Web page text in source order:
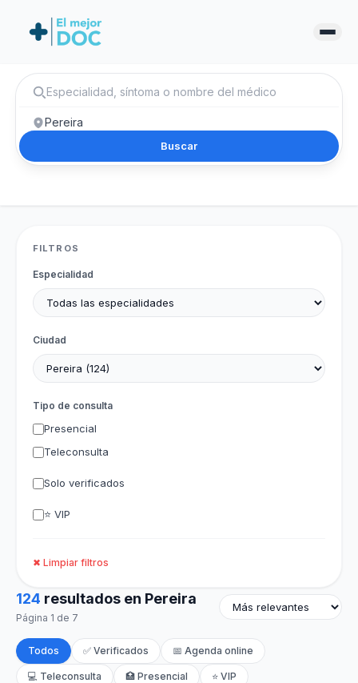
Buscar
FILTROS
Especialidad
Ciudad
Tipo de consulta
Presencial
Teleconsulta
Solo verificados
⭐ VIP
✖ Limpiar filtros
124 resultados en Pereira
Página 1 de 7
Todos ✅ Verificados 📅 Agenda online
💻 Teleconsulta 🏥 Presencial ⭐ VIP